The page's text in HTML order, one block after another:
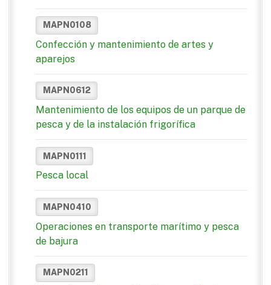
MAPN0108
Confección y mantenimiento de artes y
aparejos
MAPN0612
Mantenimiento de los equipos de un parque de
pesca y de la instalación frigorífica
MAPN0111
Pesca local
MAPN0410
Operaciones en transporte marítimo y pesca
de bajura
MAPN0211